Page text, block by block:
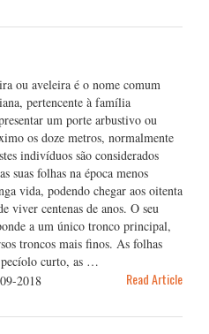
ou aveleira é o nome comum
pertencente à família
um porte arbustivo ou
os doze metros, normalmente
indivíduos são considerados
suas folhas na época menos
vida, podendo chegar aos oitenta
viver centenas de anos. O seu
a um único tronco principal,
troncos mais finos. As folhas
pecíolo curto, as …
2018 Read Article